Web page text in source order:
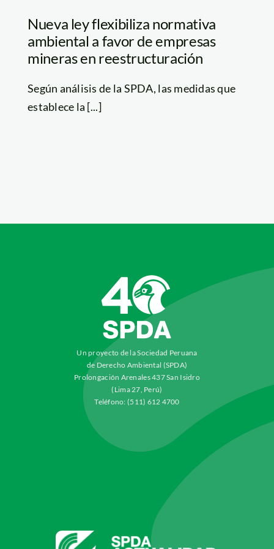
Nueva ley flexibiliza normativa
ambiental a favor de empresas
mineras en reestructuración
Según análisis de la SPDA, las medidas que
establece la [...]
Un proyecto de la Sociedad Peruana
de Derecho Ambiental (SPDA)
Prolongación Arenales 437 San Isidro
(Lima 27, Perú)
Teléfono: (511) 612 4700